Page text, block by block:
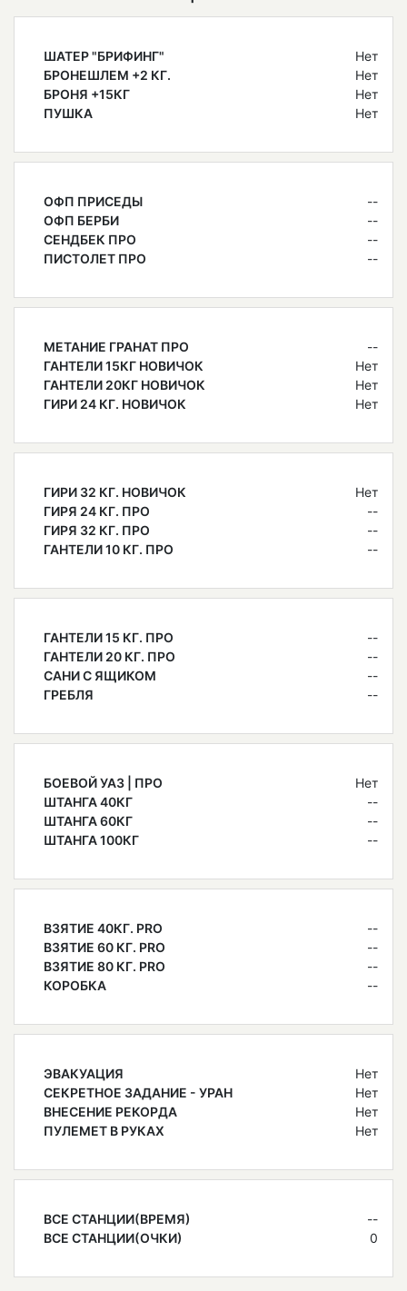
ШАТЕР "БРИФИНГ"
Нет
БРОНЕШЛЕМ +2 КГ.
Нет
БРОНЯ +15КГ
Нет
ПУШКА
Нет
ОФП ПРИСЕДЫ
--
ОФП БЕРБИ
--
СЕНДБЕК ПРО
--
ПИСТОЛЕТ ПРО
--
МЕТАНИЕ ГРАНАТ ПРО
--
ГАНТЕЛИ 15КГ НОВИЧОК
Нет
ГАНТЕЛИ 20КГ НОВИЧОК
Нет
ГИРИ 24 КГ. НОВИЧОК
Нет
ГИРИ 32 КГ. НОВИЧОК
Нет
ГИРЯ 24 КГ. ПРО
--
ГИРЯ 32 КГ. ПРО
--
ГАНТЕЛИ 10 КГ. ПРО
--
ГАНТЕЛИ 15 КГ. ПРО
--
ГАНТЕЛИ 20 КГ. ПРО
--
САНИ С ЯЩИКОМ
--
ГРЕБЛЯ
--
БОЕВОЙ УАЗ | ПРО
Нет
ШТАНГА 40КГ
--
ШТАНГА 60КГ
--
ШТАНГА 100КГ
--
ВЗЯТИЕ 40КГ. PRO
--
ВЗЯТИЕ 60 КГ. PRO
--
ВЗЯТИЕ 80 КГ. PRO
--
КОРОБКА
--
ЭВАКУАЦИЯ
Нет
СЕКРЕТНОЕ ЗАДАНИЕ - УРАН
Нет
ВНЕСЕНИЕ РЕКОРДА
Нет
ПУЛЕМЕТ В РУКАХ
Нет
ВСЕ СТАНЦИИ(ВРЕМЯ)
--
ВСЕ СТАНЦИИ(ОЧКИ)
0